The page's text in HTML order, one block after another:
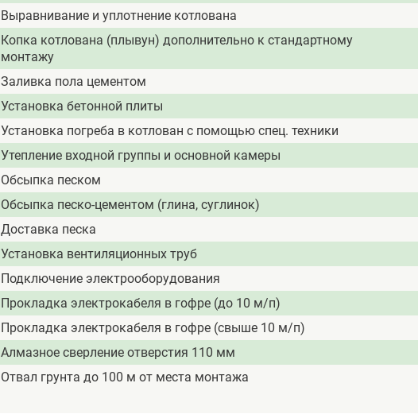
Выравнивание и уплотнение котлована
Копка котлована (плывун) дополнительно к стандартному
монтажу
Заливка пола цементом
Установка бетонной плиты
Установка погреба в котлован с помощью спец. техники
Утепление входной группы и основной камеры
Обсыпка песком
Обсыпка песко-цементом (глина, суглинок)
Доставка песка
Установка вентиляционных труб
Подключение электрооборудования
Прокладка электрокабеля в гофре (до 10 м/п)
Прокладка электрокабеля в гофре (свыше 10 м/п)
Алмазное сверление отверстия 110 мм
Отвал грунта до 100 м от места монтажа